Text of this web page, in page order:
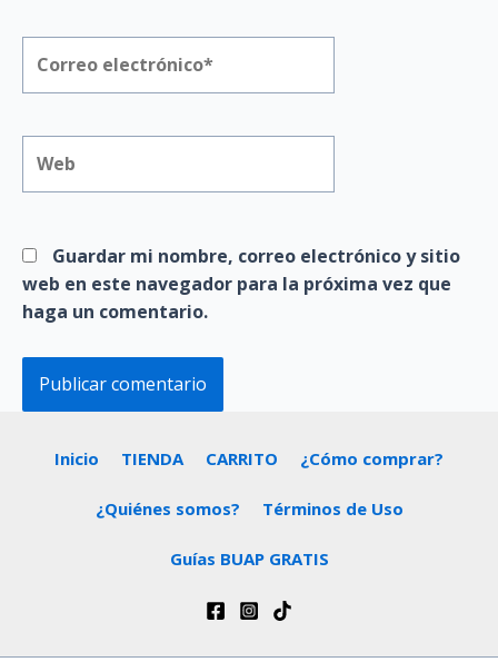
electrónico*
Guardar mi nombre, correo electrónico y sitio
web en este navegador para la próxima vez que
haga un comentario.
Inicio TIENDA CARRITO ¿Cómo comprar?
¿Quiénes somos? Términos de Uso
Guías BUAP GRATIS